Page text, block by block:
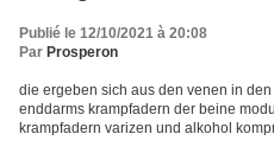
Publié le 12/10/2021 à 20:08
Par Prosperon
die ergeben sich aus den venen in
enddarms krampfadern der beine
krampfadern varizen und alkohol